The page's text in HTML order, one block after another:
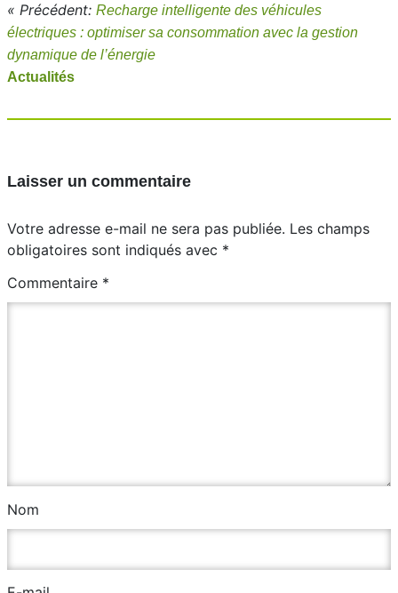
« Précédent: Recharge intelligente des véhicules
électriques : optimiser sa consommation avec la gestion
dynamique de l’énergie
Actualités
Laisser un commentaire
Votre adresse e-mail ne sera pas publiée. Les champs
obligatoires sont indiqués avec *
Commentaire *
Nom